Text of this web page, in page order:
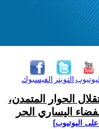
الفيسبوك التويتر
الحوار المتمدن،
اليساري الحر
اليوتيوب]